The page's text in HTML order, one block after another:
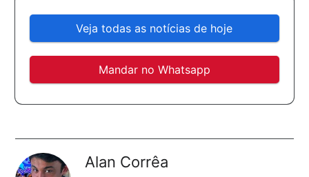
Veja todas as notícias de hoje
Mandar no Whatsapp
Alan Corrêa